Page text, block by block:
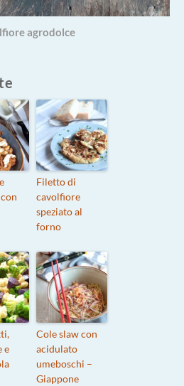
agrodolce
Filetto di
cavolfiore
speziato al
forno
e
Cole slaw con
acidulato
umeboschi –
Giappone